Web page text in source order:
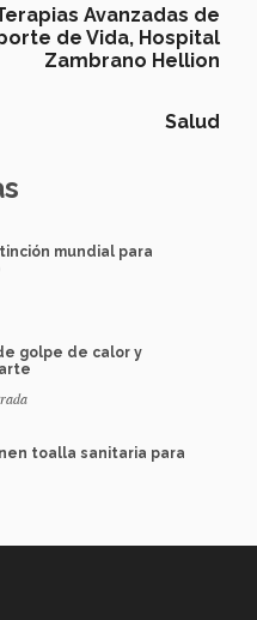
Avanzadas de
de Vida, Hospital
Zambrano Hellion
Salud
mundial para
golpe de calor y
toalla sanitaria para